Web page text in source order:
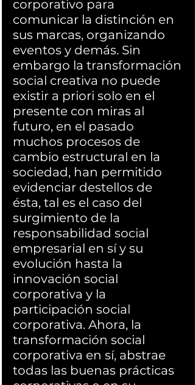
corporativo para
comunicar la distinción en
sus marcas, organizando
eventos y demás. Sin
embargo la transformación
social creativa no puede
existir a priori solo en el
presente con miras al
futuro, en el pasado
muchos procesos de
cambio estructural en la
sociedad, han permitido
evidenciar destellos de
ésta, tal es el caso del
surgimiento de la
responsabilidad social
empresarial en sí y su
evolución hasta la
innovación social
corporativa y la
participación social
corporativa. Ahora, la
transformación social
corporativa en sí, abstrae
todas las buenas prácticas